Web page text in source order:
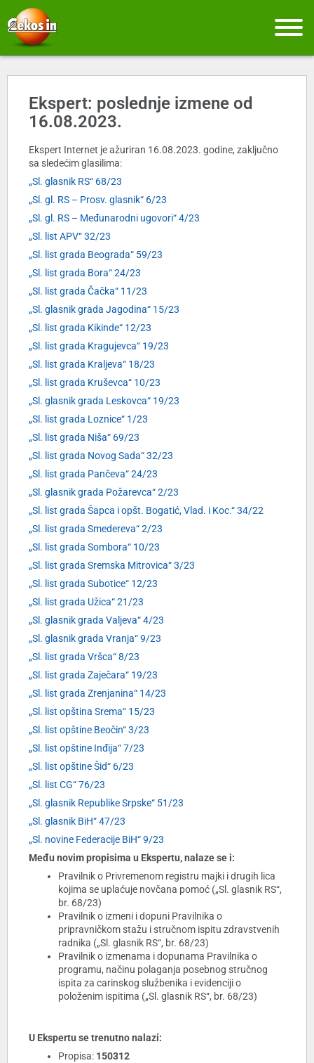
Ekspert: poslednje izmene od
16.08.2023.
Ekspert Internet je ažuriran 16.08.2023. godine, zaključno
sa sledećim glasilima:
„Sl. glasnik RS“ 68/23
„Sl. gl. RS – Prosv. glasnik“ 6/23
„Sl. gl. RS – Međunarodni ugovori“ 4/23
„Sl. list APV“ 32/23
„Sl. list grada Beograda“ 59/23
„Sl. list grada Bora“ 24/23
„Sl. list grada Čačka“ 11/23
„Sl. glasnik grada Jagodina“ 15/23
„Sl. list grada Kikinde“ 12/23
„Sl. list grada Kragujevca“ 19/23
„Sl. list grada Kraljeva“ 18/23
„Sl. list grada Kruševca“ 10/23
„Sl. glasnik grada Leskovca“ 19/23
„Sl. list grada Loznice“ 1/23
„Sl. list grada Niša“ 69/23
„Sl. list grada Novog Sada“ 32/23
„Sl. list grada Pančeva“ 24/23
„Sl. glasnik grada Požarevca“ 2/23
„Sl. list grada Šapca i opšt. Bogatić, Vlad. i Koc.“ 34/22
„Sl. list grada Smedereva“ 2/23
„Sl. list grada Sombora“ 10/23
„Sl. list grada Sremska Mitrovica“ 3/23
„Sl. list grada Subotice“ 12/23
„Sl. list grada Užica“ 21/23
„Sl. glasnik grada Valjeva“ 4/23
„Sl. glasnik grada Vranja“ 9/23
„Sl. list grada Vršca“ 8/23
„Sl. list grada Zaječara“ 19/23
„Sl. list grada Zrenjanina“ 14/23
„Sl. list opština Srema“ 15/23
„Sl. list opštine Beočin“ 3/23
„Sl. list opštine Inđija“ 7/23
„Sl. list opštine Šid“ 6/23
„Sl. list CG“ 76/23
„Sl. glasnik Republike Srpske“ 51/23
„Sl. glasnik BiH“ 47/23
„Sl. novine Federacije BiH“ 9/23
Među novim propisima u Ekspertu, nalaze se i:
Pravilnik o Privremenom registru majki i drugih lica
kojima se uplaćuje novčana pomoć („Sl. glasnik RS“,
br. 68/23)
Pravilnik o izmeni i dopuni Pravilnika o
pripravničkom stažu i stručnom ispitu zdravstvenih
radnika („Sl. glasnik RS“, br. 68/23)
Pravilnik o izmenama i dopunama Pravilnika o
programu, načinu polaganja posebnog stručnog
ispita za carinskog službenika i evidenciji o
položenim ispitima („Sl. glasnik RS“, br. 68/23)
U Ekspertu se trenutno nalazi:
Propisa: 150312